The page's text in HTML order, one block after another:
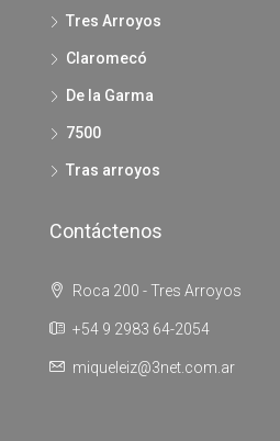
Tres Arroyos
Claromecó
De la Garma
7500
Tras arroyos
Contáctenos
Roca 200 - Tres Arroyos
+54 9 2983 64-2054
miqueleiz@3net.com.ar